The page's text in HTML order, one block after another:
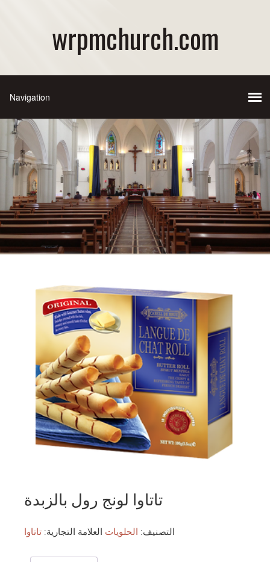
wrpmchurch.com
تاتاوا لونج رول بالزبدة
التصنيف: الحلويات العلامة التجارية: تاتاوا